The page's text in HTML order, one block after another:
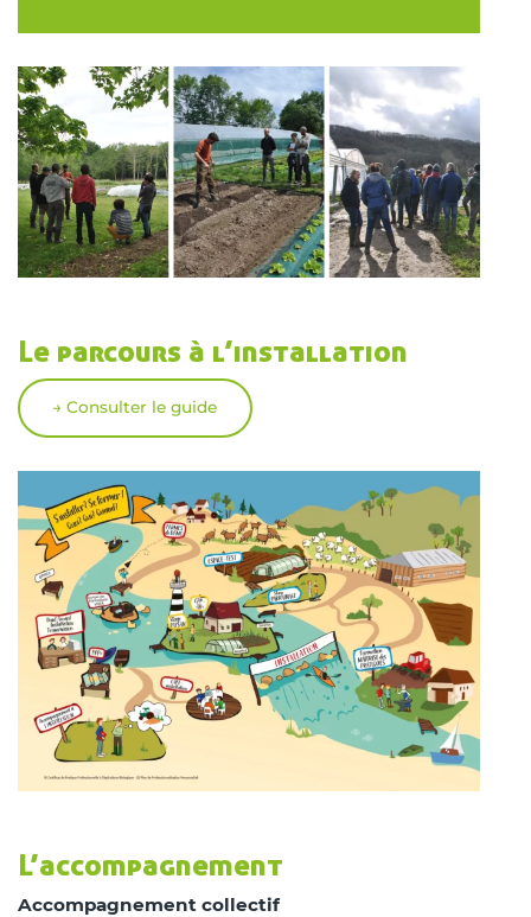
Le parcours à l’installation
→ Consulter le guide
L’accompagnement
Accompagnement collectif